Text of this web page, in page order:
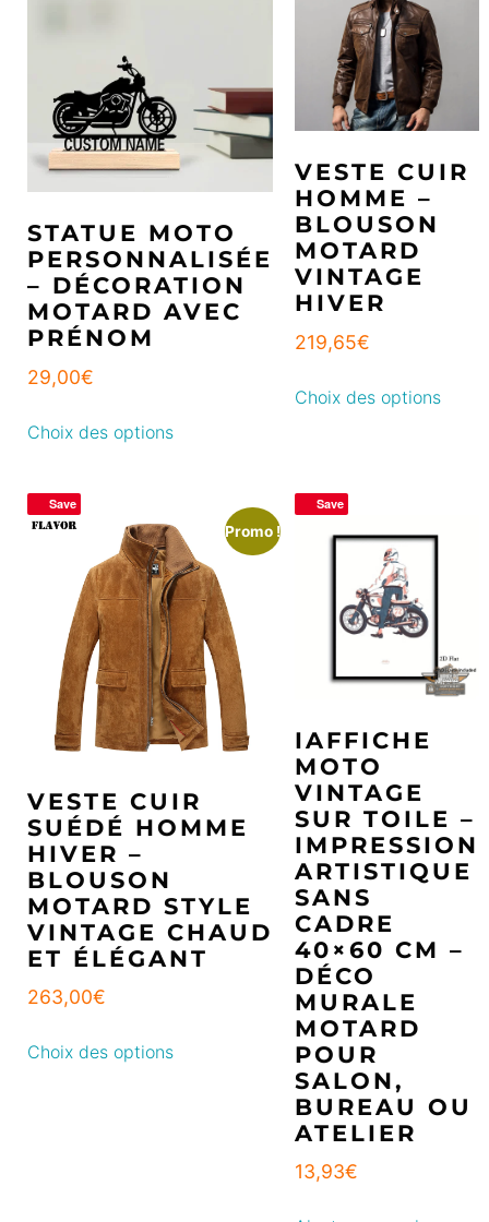
STATUE MOTO
PERSONNALISÉE
– DÉCORATION
MOTARD AVEC
PRÉNOM
29,00€
Choix des options
VESTE CUIR
HOMME –
BLOUSON
MOTARD
VINTAGE
HIVER
219,65€
Choix des options
Save
Promo !
VESTE CUIR
SUÉDÉ HOMME
HIVER –
BLOUSON
MOTARD STYLE
VINTAGE CHAUD
ET ÉLÉGANT
263,00€
Choix des options
Save
IAFFICHE
MOTO
VINTAGE
SUR TOILE –
IMPRESSION
ARTISTIQUE
SANS
CADRE
40×60 CM –
DÉCO
MURALE
MOTARD
POUR
SALON,
BUREAU OU
ATELIER
13,93€